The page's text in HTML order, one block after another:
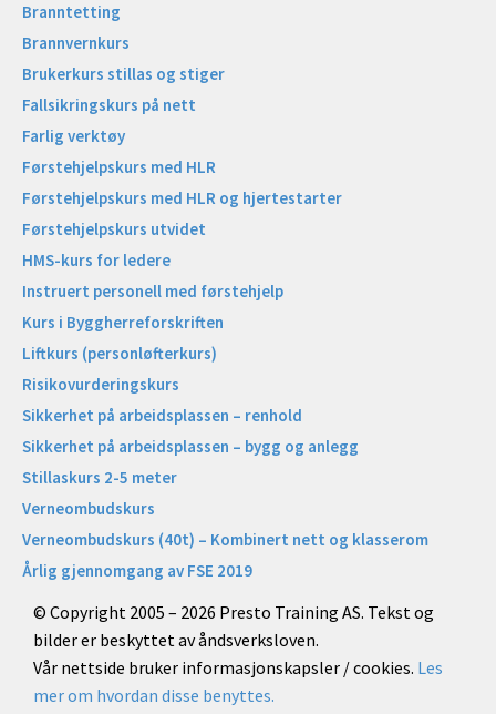
Branntetting
Brannvernkurs
Brukerkurs stillas og stiger
Fallsikringskurs på nett
Farlig verktøy
Førstehjelpskurs med HLR
Førstehjelpskurs med HLR og hjertestarter
Førstehjelpskurs utvidet
HMS-kurs for ledere
Instruert personell med førstehjelp
Kurs i Byggherreforskriften
Liftkurs (personløfterkurs)
Risikovurderingskurs
Sikkerhet på arbeidsplassen – renhold
Sikkerhet på arbeidsplassen – bygg og anlegg
Stillaskurs 2-5 meter
Verneombudskurs
Verneombudskurs (40t) – Kombinert nett og klasserom
Årlig gjennomgang av FSE 2019
© Copyright 2005 – 2026 Presto Training AS. Tekst og
bilder er beskyttet av åndsverksloven.
Vår nettside bruker informasjonskapsler / cookies. Les
mer om hvordan disse benyttes.